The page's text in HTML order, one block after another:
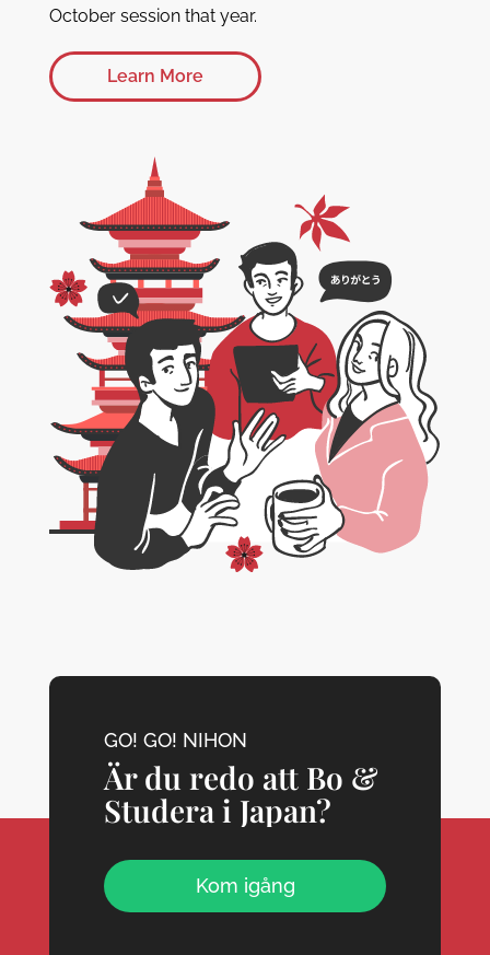
October session that year.
Learn More
GO! GO! NIHON
Är du redo att Bo &
Studera i Japan?
Kom igång